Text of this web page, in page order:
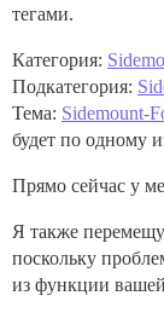
тегами.
Категория:
Подкатегория:
Тема: Sidemount-
будет по одному
Прямо сейчас у
Я также
поскольку
из функции